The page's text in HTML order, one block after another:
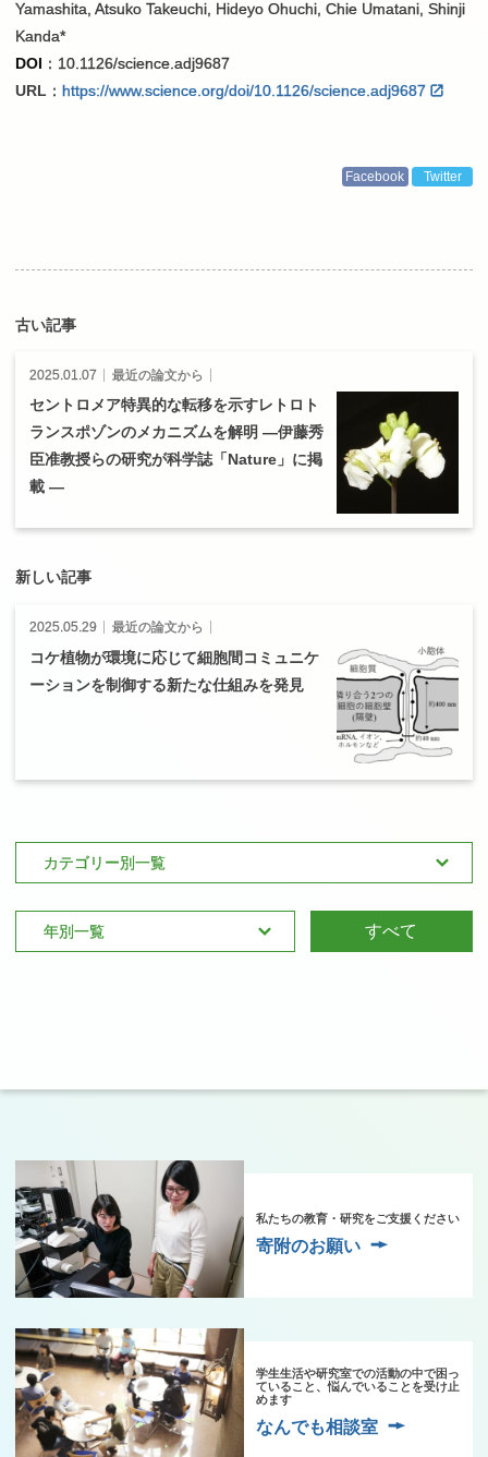
Yamashita, Atsuko Takeuchi, Hideyo Ohuchi, Chie Umatani, Shinji
Kanda*
DOI ：10.1126/science.adj9687
URL ： https://www.science.org/doi/10.1126/science.adj9687
Facebook Twitter
2025.01.07 最近の論文から
セントロメア特異的な転移を示すレトロト
ランスポゾンのメカニズムを解明 —伊藤秀
臣准教授らの研究が科学誌「Nature」 に掲
載—
2025.05.29 最近の論文から
コケ植物が環境に応じて細胞間 コミュニケ
ーションを制御する新たな仕組みを発見
すべて
私たちの教育・研究をご支援ください
寄附のお願い
学生生活や研究室での活動の中で困っ
ていること、悩んでいることを受け止
めます
なんでも相談室